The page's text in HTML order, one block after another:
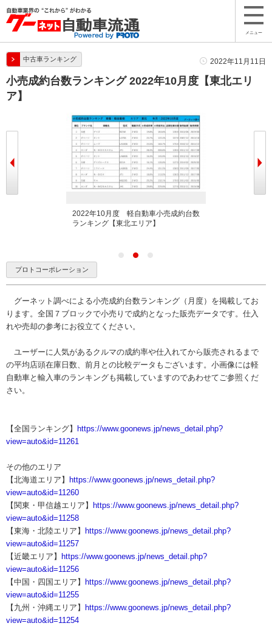
メニュー
中古車ランキング 2022年11月11日
小売成約台数ランキング 2022年10月度【東北エリ
ア】
2022年10月度 軽自動車小売成約台数
ランキング【東北エリア】
プロトコーポレーション
グーネット調べによる小売成約台数ランキング（月度）を掲載してお
ります。全国７ブロックで小売りで成約となった販売データです。仕入
れや売却の参考にお役立てください。
ユーザーに人気があるクルマの成約率や仕入れてから販売されるまで
の平均店頭在庫日数、前月との比較データもございます。小画像には軽
自動車と輸入車のランキングも掲載していますのであわせてご参照くだ
さい。
【全国ランキング】
https://www.goonews.jp/news_detail.php?
view=auto&id=11261
その他のエリア
【北海道エリア】
https://www.goonews.jp/news_detail.php?
view=auto&id=11260
【関東・甲信越エリア】
https://www.goonews.jp/news_detail.php?
view=auto&id=11258
【東海・北陸エリア】
https://www.goonews.jp/news_detail.php?
view=auto&id=11257
【近畿エリア】
https://www.goonews.jp/news_detail.php?
view=auto&id=11256
【中国・四国エリア】
https://www.goonews.jp/news_detail.php?
view=auto&id=11255
【九州・沖縄エリア】
https://www.goonews.jp/news_detail.php?
view=auto&id=11254